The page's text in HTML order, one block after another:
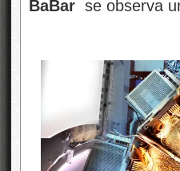
BaBar se observa